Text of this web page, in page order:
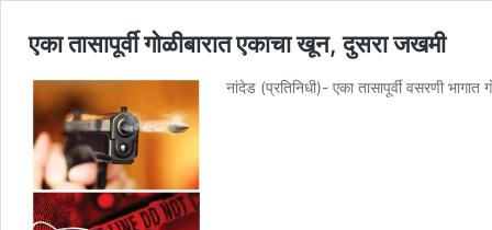
एका तासापूर्वी गोळीबारात एकाचा खून, दुसरा जखमी
नांदेड (प्रतिनिधी)- एका तासापूर्वी वसरणी